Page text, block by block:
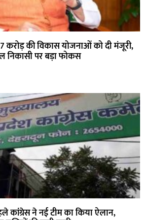
करोड़ की विकास योजनाओं को दी मंजूरी,
पर बड़ा फोकस
कांग्रेस ने नई टीम का किया ऐलान,